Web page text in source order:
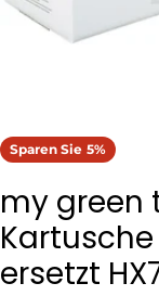
Sparen Sie 5%
my green
ersetzt